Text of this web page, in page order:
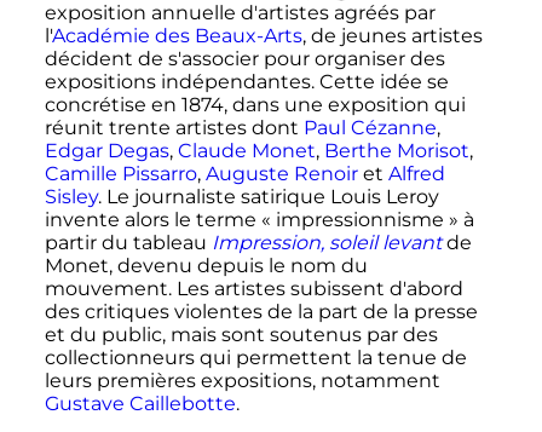
exposition annuelle d'artistes agréés par
l'Académie des Beaux-Arts, de jeunes artistes
décident de s'associer pour organiser des
expositions indépendantes. Cette idée se
concrétise en 1874, dans une exposition qui
réunit trente artistes dont Paul Cézanne,
Edgar Degas, Claude Monet, Berthe Morisot,
Camille Pissarro, Auguste Renoiret Alfred
Sisley. Le journaliste satirique Louis Leroy
invente alors le terme « impressionnisme » à
partir du tableau Impression, soleil levantde
Monet, devenu depuis le nom du
mouvement. Les artistes subissent d'abord
des critiques violentes de la part de la presse
et du public, mais sont soutenus par des
collectionneurs qui permettent la tenue de
leurs premières expositions, notamment
Gustave Caillebotte.